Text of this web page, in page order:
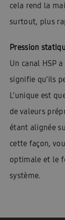
cela rend la
surtout, plus
Pression
Un canal HSP
signifie qu’ils
L’unique est
de valeurs
étant alignée
cette façon,
optimale et le
système.